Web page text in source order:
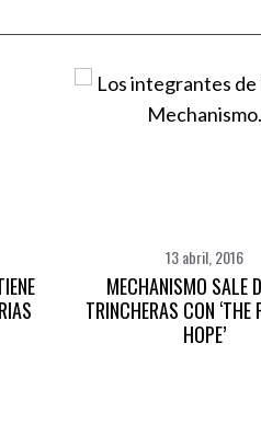
13 abril, 2016
MECHANISMO SALE
TRINCHERAS CON ‘THE
HOPE’